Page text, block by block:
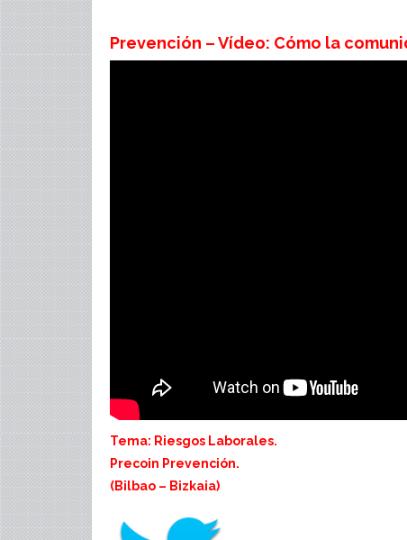
Prevención – Vídeo: Cómo la
Tema: Riesgos Laborales.
Precoin Prevención.
(Bilbao – Bizkaia)